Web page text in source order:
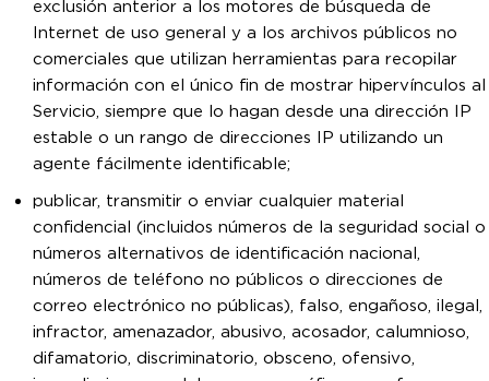
exclusión anterior a los motores de búsqueda de
Internet de uso general y a los archivos públicos no
comerciales que utilizan herramientas para recopilar
información con el único fin de mostrar hipervínculos al
Servicio, siempre que lo hagan desde una dirección IP
estable o un rango de direcciones IP utilizando un
agente fácilmente identificable;
publicar, transmitir o enviar cualquier material
confidencial (incluidos números de la seguridad social o
números alternativos de identificación nacional,
números de teléfono no públicos o direcciones de
correo electrónico no públicas), falso, engañoso, ilegal,
infractor, amenazador, abusivo, acosador, calumnioso,
difamatorio, discriminatorio, obsceno, ofensivo,